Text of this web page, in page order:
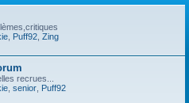
h
Puff92 Zing
recrues...
senior Puff92